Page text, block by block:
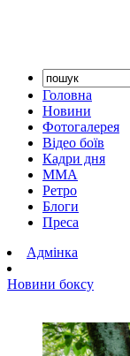
Головна
Новини
Фотогалерея
Відео боїв
Кадри дня
ММА
Ретро
Блоги
Преса
Адмінка
Новини боксу